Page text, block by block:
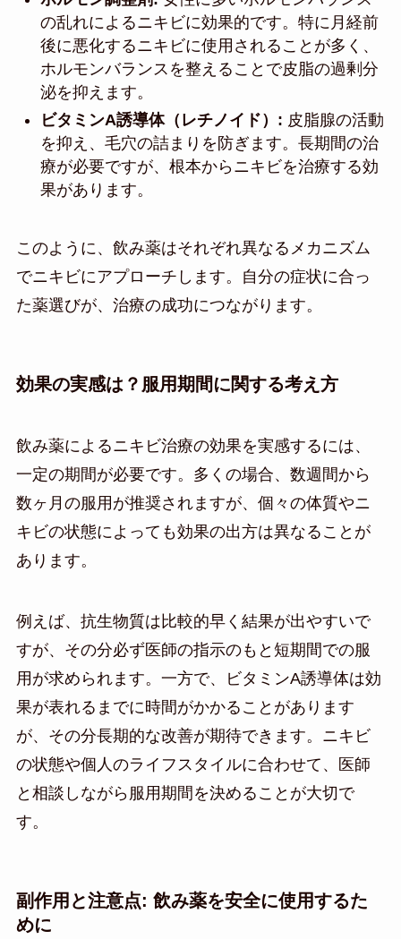
の乱れによるニキビに効果的です。特に月経前
後に悪化するニキビに使用されることが多く、
ホルモンバランスを整えることで皮脂の過剰分
泌を抑えます。
ビタミンA誘導体（レチノイド）: 皮脂腺の活動
を抑え、毛穴の詰まりを防ぎます。長期間の治
療が必要ですが、根本からニキビを治療する効
果があります。
このように、飲み薬はそれぞれ異なるメカニズム
でニキビにアプローチします。自分の症状に合っ
た薬選びが、治療の成功につながります。
効果の実感は？服用期間に関する考え方
飲み薬によるニキビ治療の効果を実感するには、
一定の期間が必要です。多くの場合、数週間から
数ヶ月の服用が推奨されますが、個々の体質やニ
キビの状態によっても効果の出方は異なることが
あります。
例えば、抗生物質は比較的早く結果が出やすいで
すが、その分必ず医師の指示のもと短期間での服
用が求められます。一方で、ビタミンA誘導体は効
果が表れるまでに時間がかかることがあります
が、その分長期的な改善が期待できます。ニキビ
の状態や個人のライフスタイルに合わせて、医師
と相談しながら服用期間を決めることが大切で
す。
副作用と注意点: 飲み薬を安全に使用するた
めに